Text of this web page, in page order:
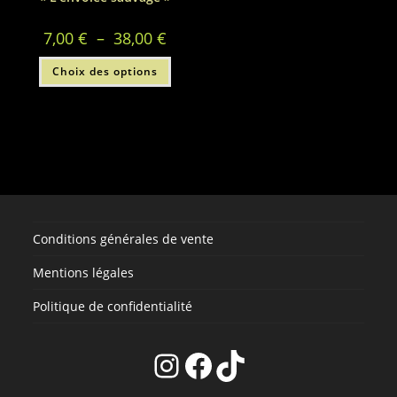
7,00 € – 38,00 €Plage
de
prix :
à
Choix des options
Ce
a
la
produit
Conditions générales de vente
Mentions légales
Politique de confidentialité
Instagram
FacebookTikTok